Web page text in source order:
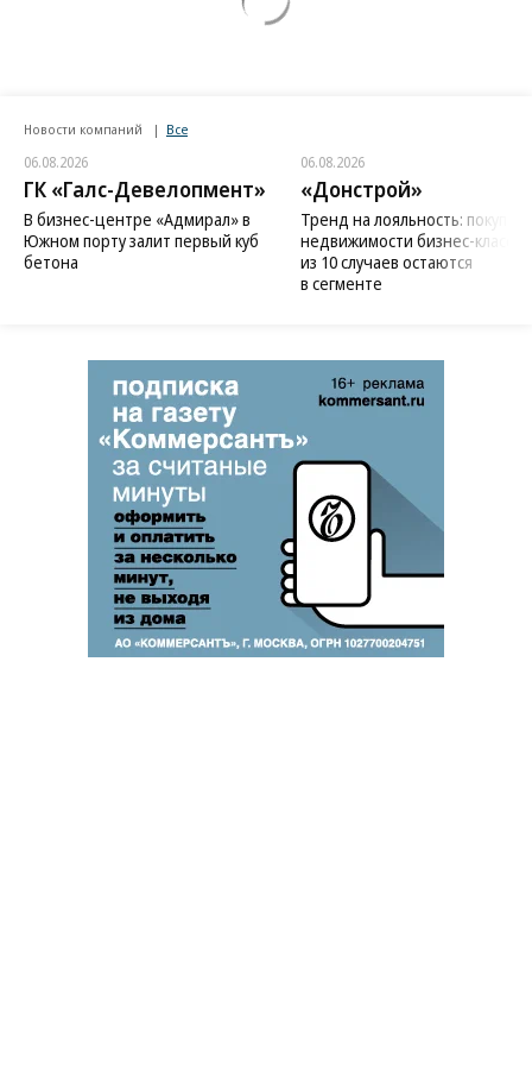
Новости компаний Все
06.08.2026
ГК «Галс-Девелопмент»
В бизнес-центре «Адмирал» в
Южном порту залит первый куб
бетона
06.08.2026
«Донстрой»
Тренд на лояльность:
недвижимости бизнес-класса
из 10 случаев остаются
в сегменте